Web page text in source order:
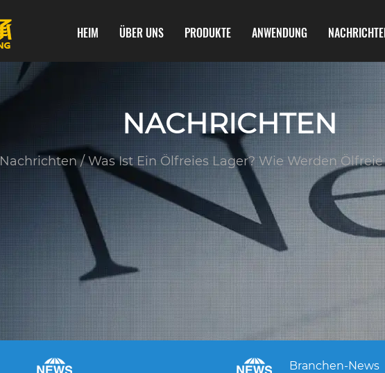
HEIM ÜBER UNS PRODUKTE ANWENDUNG
NACHRICHTEN
Nachrichten/Was Ist Ein Ölfreies Lager? Wie Werden
Branchen-News